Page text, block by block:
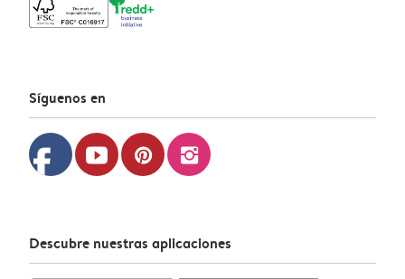
Síguenos en
facebook youtube pinterest instagram
Descubre nuestras aplicaciones